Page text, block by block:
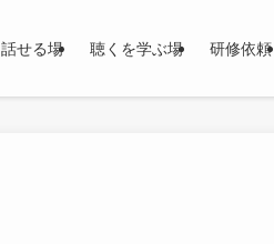
話せる場 聴くを学ぶ場 研修依頼